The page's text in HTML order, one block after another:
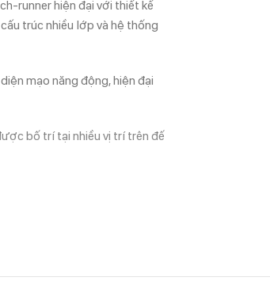
runner hiện đại với thiết kế
trúc nhiều lớp và hệ thống
mạo năng động, hiện đại
bố trí tại nhiều vị trí trên đế